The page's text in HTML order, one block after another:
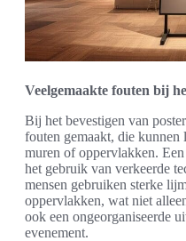
Veelgemaakte fouten bij
Bij het bevestigen van
fouten gemaakt, die kunnen
muren of oppervlakken.
het gebruik van verkeerde
mensen gebruiken sterke
oppervlakken, wat niet
ook een ongeorganiseerde
evenement.